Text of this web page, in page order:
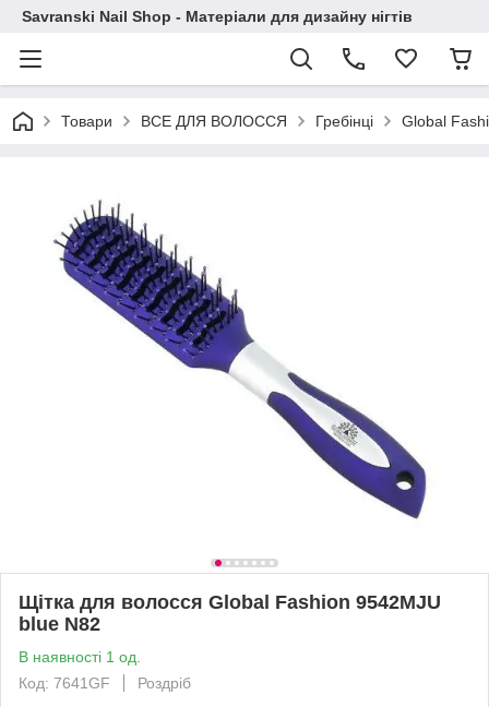
Savranski Nail Shop - Матеріали для дизайну нігтів
Товари ВСЕ ДЛЯ ВОЛОССЯ Гребінці Global
Щітка для волосся Global Fashion 9542MJU
blue N82
В наявності 1 од.
Код: 7641GF
Роздріб